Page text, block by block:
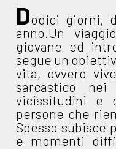
Dodici giorni,
anno.Un
giovane ed
segue un
vita, ovvero
sarcastico
vicissitudini e
persone che
Spesso subisce
e momenti